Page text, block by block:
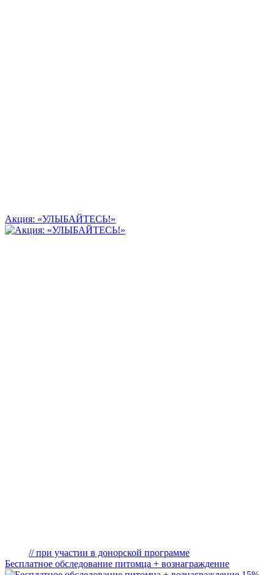
Акция: «УЛЫБАЙТЕСЬ!»
// при участии в донорской программе
Бесплатное обследование питомца + вознаграждение